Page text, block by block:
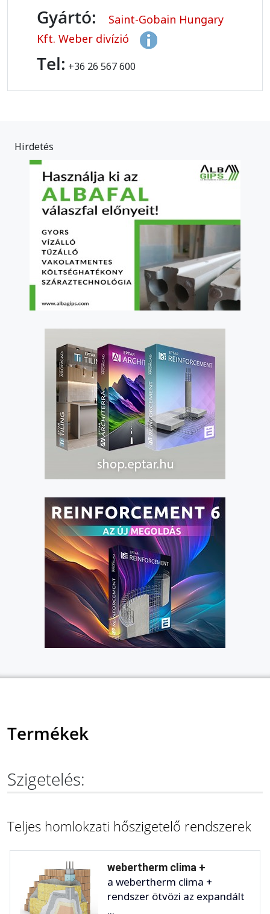
Gyártó:
Saint-Gobain Hungary
Kft. Weber divízió
Tel: +36 26 567 600
Hirdetés
Termékek
Szigetelés:
Teljes homlokzati hőszigetelő rendszerek
webertherm clima +
a webertherm clima +
rendszer ötvözi az expandált
...